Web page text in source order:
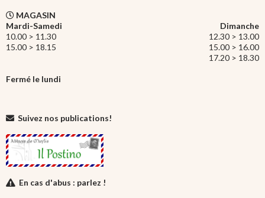
MAGASIN
Mardi-Samedi
Dimanche
10.00 > 11.30
12.30 > 13.00
15.00 > 18.15
15.00 > 16.00
17.20 > 18.30
Fermé le lundi
Suivez nos publications!
En cas d'abus : parlez !